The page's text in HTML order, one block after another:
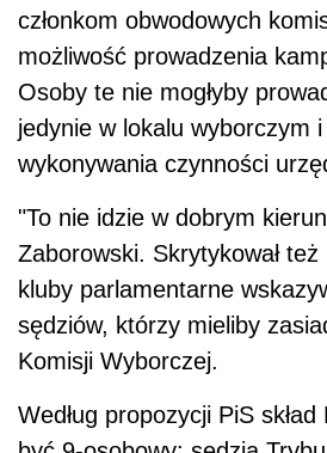
członkom obwodowych
możliwość prowadzenia
Osoby te nie mogłyby
jedynie w lokalu wyborczym
wykonywania czynności
"To nie idzie w dobrym
Zaborowski. Skrytykował też
kluby parlamentarne
sędziów, którzy mieliby
Komisji Wyborczej.
Według propozycji PiS skład